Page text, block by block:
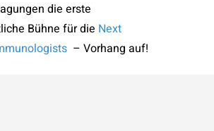
die erste
Bühne für die Next
– Vorhang auf!